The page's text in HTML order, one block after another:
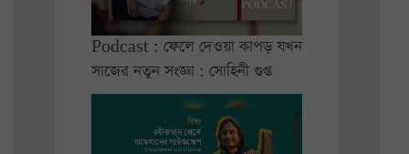
Podcast : ফেলে দেওয়া কাপড় যখন
সাজের নতুন সংজ্ঞা : সোহিনী গুপ্ত